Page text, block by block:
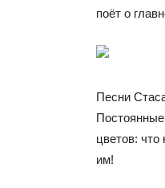
поёт о
Песни
цветов: что
им!